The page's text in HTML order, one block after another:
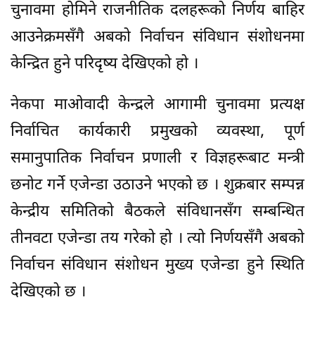
चुनावमा होमिने राजनीतिक दलहरूको निर्णय बाहिर
आउनेक्रमसँगै अबको निर्वाचन संविधान संशोधनमा
केन्द्रित हुने परिदृष्य देखिएको हो ।
नेकपा माओवादी केन्द्रले आगामी चुनावमा प्रत्यक्ष
निर्वाचित कार्यकारी प्रमुखको व्यवस्था, पूर्ण
समानुपातिक निर्वाचन प्रणाली र विज्ञहरूबाट मन्त्री
छनोट गर्ने एजेन्डा उठाउने भएको छ । शुक्रबार सम्पन्न
केन्द्रीय समितिको बैठकले संविधानसँग सम्बन्धित
तीनवटा एजेन्डा तय गरेको हो । त्यो निर्णयसँगै अबको
निर्वाचन संविधान संशोधन मुख्य एजेन्डा हुने स्थिति
देखिएको छ ।